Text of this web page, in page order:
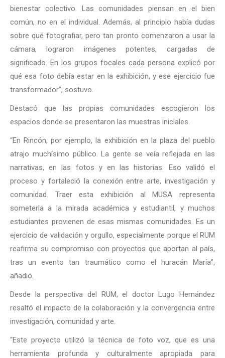
bienestar colectivo. Las comunidades piensan en el bien
común, no en el individual. Además, al principio había dudas
sobre qué fotografiar, pero tan pronto comenzaron a usar la
cámara, lograron imágenes potentes, cargadas de
significado. En los grupos focales cada persona explicó por
qué esa foto debía estar en la exhibición, y ese ejercicio fue
transformador”, sostuvo.
Destacó que las propias comunidades escogieron los
espacios donde se presentaron las muestras iniciales.
“En Rincón, por ejemplo, la exhibición en la plaza del pueblo
atrajo muchísimo público. La gente se veía reflejada en las
narrativas, en las fotos y en las historias. Eso validó el
proceso y fortaleció la conexión entre arte, investigación y
comunidad. Traer esta exhibición al MUSA representa
someterla a la mirada académica y estudiantil, y muchos
estudiantes provienen de esas mismas comunidades. Es un
ejercicio de validación y orgullo, especialmente porque el RUM
reafirma su compromiso con proyectos que aportan al país,
tras un evento tan traumático como el huracán María”,
añadió.
Desde la perspectiva del RUM, el doctor Lugo Hernández
resaltó el impacto de la colaboración y la convergencia entre
investigación, comunidad y arte.
“Este proyecto utilizó la técnica de foto voz, que es una
herramienta profunda y culturalmente apropiada para